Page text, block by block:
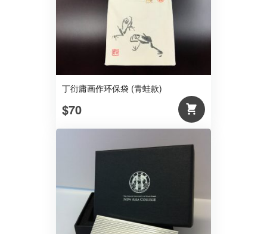
丁衍庸画作环保袋 (青蛙款)
$70